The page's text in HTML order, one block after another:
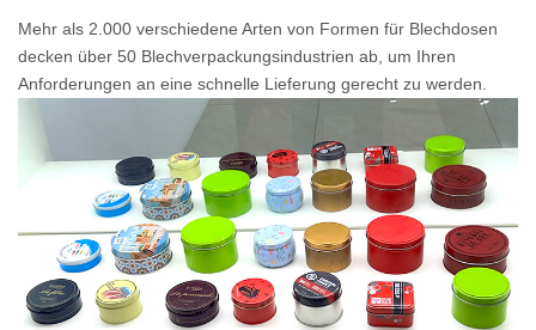
Mehr als 2.000 verschiedene Arten von Formen für Blechdosen
decken über 50 Blechverpackungsindustrien ab, um Ihren
Anforderungen an eine schnelle Lieferung gerecht zu werden.